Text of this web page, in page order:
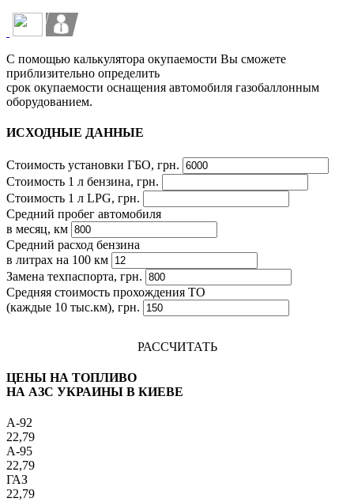
С помощью калькулятора окупаемости Вы сможете
приблизительно определить
срок окупаемости оснащения автомобиля газобаллонным
оборудованием.
ИСХОДНЫЕ ДАННЫЕ
Стоимость установки ГБО, грн.
Стоимость 1 л бензина, грн.
Стоимость 1 л LPG, грн.
Средний пробег автомобиля
в месяц, км
Средний расход бензина
в литрах на 100 км
Замена техпаспорта, грн.
Средняя стоимость прохождения ТО
(каждые 10 тыс.км), грн.
РАССЧИТАТЬ
ЦЕНЫ НА ТОПЛИВО
НА АЗС УКРАИНЫ В КИЕВЕ
A-92
22,79
A-95
22,79
ГАЗ
22,79